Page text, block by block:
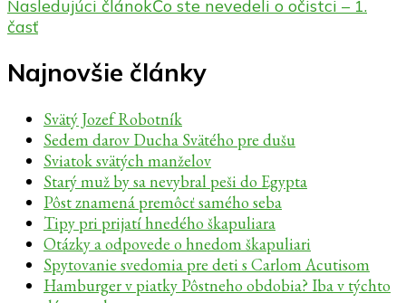
Nasledujúci článokČo ste nevedeli o očistci – 1.
časť
Najnovšie články
Svätý Jozef Robotník
Sedem darov Ducha Svätého pre dušu
Sviatok svätých manželov
Starý muž by sa nevybral peši do Egypta
Pôst znamená premôcť samého seba
Tipy pri prijatí hnedého škapuliara
Otázky a odpovede o hnedom škapuliari
Spytovanie svedomia pre deti s Carlom Acutisom
Hamburger v piatky Pôstneho obdobia? Iba v týchto